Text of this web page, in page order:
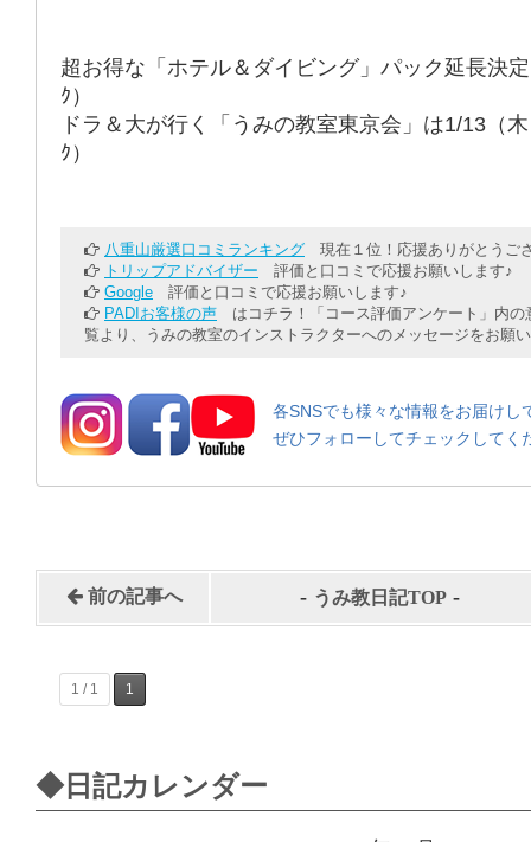
超お得な「ホテル＆ダイビング」パック延長決
ｸ）
ドラ＆大が行く「うみの教室東京会」は1/13（
ｸ）
八重山厳選口コミランキング 現在１位！応援ありがとうご
トリップアドバイザー 評価と口コミで応援お願いします♪
Google 評価と口コミで応援お願いします♪
PADIお客様の声 はコチラ！「コース評価アンケート」内の
覧より、うみの教室のインストラクターへのメッセージをお願
各SNSでも様々な情報をお届けし
ぜひフォローしてチェックしてく
前の記事へ - うみ教日記TOP -
1 / 1 1
◆日記カレンダー